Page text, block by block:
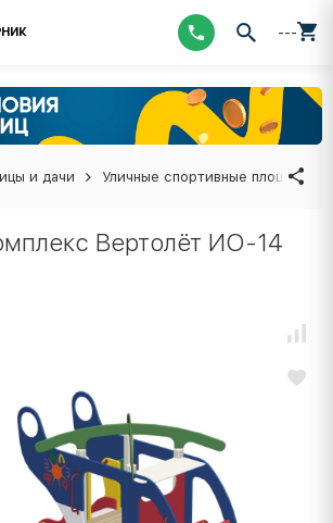
---
и дачи Уличные спортивные площадки
Вертолёт ИО-14